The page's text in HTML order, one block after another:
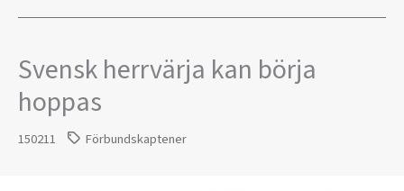
Svensk herrvärja kan börja
hoppas
150211 Förbundskaptener